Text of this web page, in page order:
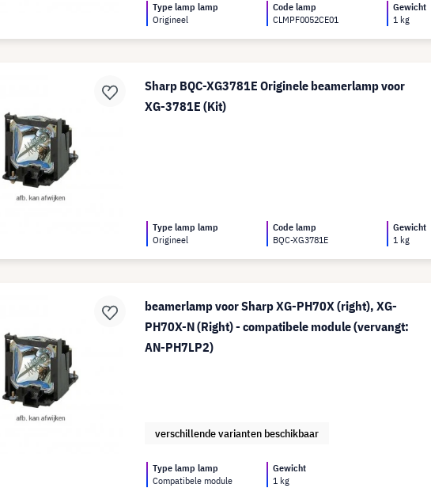
Type lamp lamp
Origineel
Code lamp
CLMPF0052CE01
Gewicht
1 kg
Sharp BQC-XG3781E Originele beamerlamp voor
XG-3781E (Kit)
Type lamp lamp
Origineel
Code lamp
BQC-XG3781E
Gewicht
1 kg
beamerlamp voor Sharp XG-PH70X (right), XG-
PH70X-N (Right) - compatibele module (vervangt:
AN-PH7LP2)
verschillende varianten beschikbaar
Type lamp lamp
Compatibele module
Gewicht
1 kg